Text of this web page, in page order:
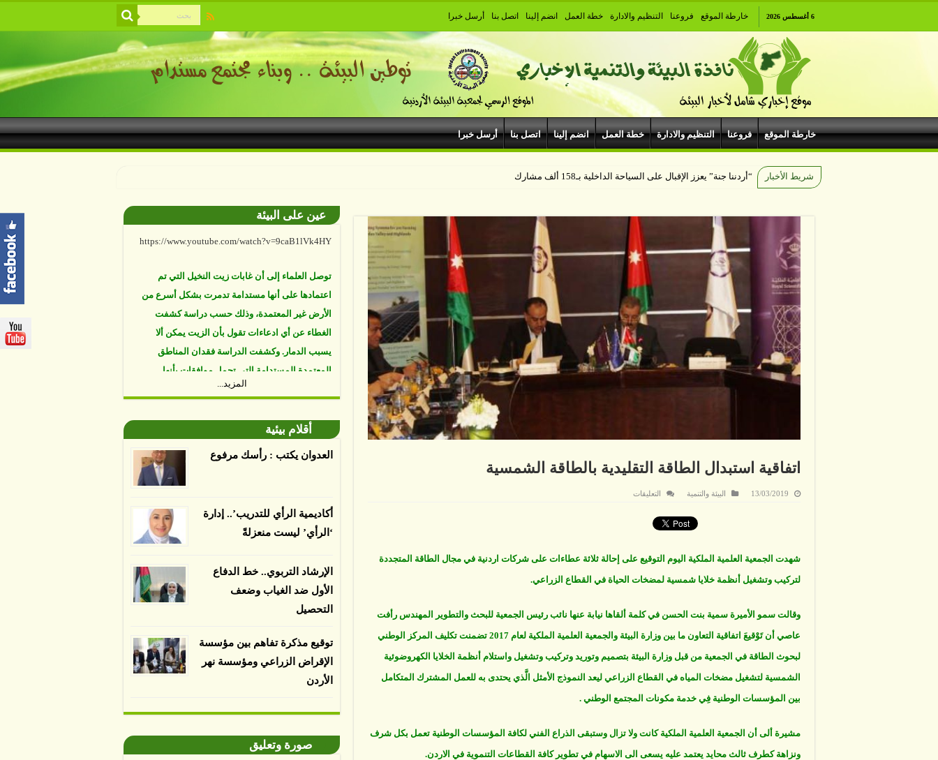
6 أغسطس 2026 خارطة الموقع فروعنا التنظيم والادارة خطة العمل انضم إلينا اتصل بنا أرسل خبرا
خارطة الموقع فروعنا التنظيم والادارة خطة العمل انضم إلينا اتصل بنا أرسل خبرا
شريط الأخبار “أردننا جنة” يعزز الإقبال على السياحة الداخلية بـ158 ألف مشارك
اتفاقية استبدال الطاقة التقليدية بالطاقة الشمسية
13/03/2019 البيئة والتنمية التعليقات
مغلقة
شهدت الجمعية العلمية الملكية اليوم التوقيع على إحالة ثلاثة عطاءات على شركات اردنية في مجال الطاقة المتجددة
لتركيب وتشغيل أنظمة خلايا شمسية لمضخات الحياة في القطاع الزراعي.
وقالت سمو الأميرة سمية بنت الحسن في كلمة ألقاها نيابة عنها نائب رئيس الجمعية للبحث والتطوير المهندس رأفت
عاصي أن تَوْقيعَ اتفاقية التعاون ما بين وزارة البيئة والجمعية العلمية الملكية لعام 2017 تضمنت تكليف المركز الوطني
لبحوث الطاقة في الجمعية من قبل وزارة البيئة بتصميم وتوريد وتركيب وتشغيل واستلام أنظمة الخلايا الكهروضوئية
الشمسية لتشغيل مضخات المياه في القطاع الزراعي ليعد النموذج الأمثل الَّذي يحتدى به للعمل المشترك المتكامل
بين المؤسسات الوطنية فِي خدمة مكونات المجتمع الوطني .
مشيرة ألى أن الجمعية العلمية الملكية كانت ولا تزال وستبقى الذراع الفني لكافة المؤسسات الوطنية تعمل بكل شرف
ونزاهة كطرف ثالث محايد يعتمد عليه يسعى الى الاسهام في تطوير كافة القطاعات التنموية في الاردن.
عين على البيئة
المئة من سواحل العالم فقط، نجت من أفعال البشر.
اعتمادها على أنها مستدامة تدمرت بشكل أسرع من
الأرض غير المعتمدة، وذلك حسب دراسة كشفت
الغطاء عن أي ادعاءات تقول بأن الزيت يمكن ألا
يسبب الدمار. وكشفت الدراسة فقدان المناطق
المعتمدة المستدامة التي تحمل موافقات بأنها
بينما فقدت المناطق غير المعتمدة 34 في المئة، وفقاً
المزيد...
أقلام بيئية
العدوان يكتب : رأسك مرفوع
أكاديمية الرأي للتدريب’.. إدارة
‘الرأي’ ليست منعزلةً
الإرشاد التربوي.. خط الدفاع
الأول ضد الغياب وضعف
التحصيل
توقيع مذكرة تفاهم بين مؤسسة
الإقراض الزراعي ومؤسسة نهر
الأردن
صورة وتعليق